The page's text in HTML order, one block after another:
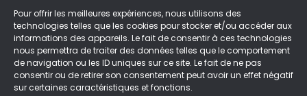
Pour offrir les meilleures expériences, nous utilisons des
technologies telles que les cookies pour stocker et/ou accéder aux
informations des appareils. Le fait de consentir à ces technologies
nous permettra de traiter des données telles que le comportement
de navigation ou les ID uniques sur ce site. Le fait de ne pas
consentir ou de retirer son consentement peut avoir un effet négatif
sur certaines caractéristiques et fonctions.
greffe du cœur après une attaque
LIRE LA SUITE
04/06/2026